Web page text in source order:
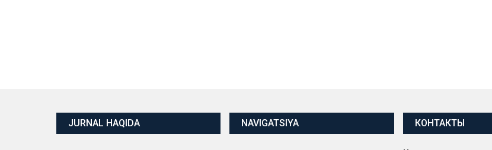
JURNAL HAQIDA NAVIGATSIYA КОНТАКТЫ